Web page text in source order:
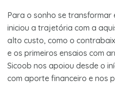
Para o sonho se transformar
iniciou a trajetória com a
alto custo, como o
e os primeiros ensaios com
Sicoob nos apoiou desde o
com aporte financeiro e nos